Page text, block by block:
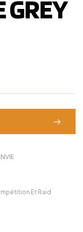
GREY
Et Raid